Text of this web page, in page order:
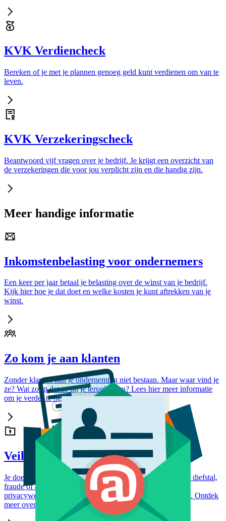
KVK Verdiencheck
Bereken of je met je plannen genoeg geld kunt verdienen om van te
leven.
KVK Verzekeringscheck
Beantwoord vijf vragen over je bedrijf. Je krijgt een overzicht van
de verzekeringen die voor jou verplicht zijn en die handig zijn.
Meer handige informatie
Inkomstenbelasting voor ondernemers
Een keer per jaar betaal je belasting over de winst van je bedrijf.
Kijk hier hoe je dat doet en welke kosten je kunt aftrekken van je
winst.
Zo kom je aan klanten
Zonder klanten kan je onderneming niet bestaan. Maar waar vind je
ze? Wat zorgt dat ze bij je terugkomen? Lees hier meer informatie
om je verder te helpen.
Veilig zakendoen
Je doet veilig zaken als je rekening houdt met risico’s zoals diefstal,
fraude of afpersing. Denk ook aan je houden aan de
privacywetgeving en het veilig gebruiken van social media. Ontdek
meer over hoe je dit doet op onze site.